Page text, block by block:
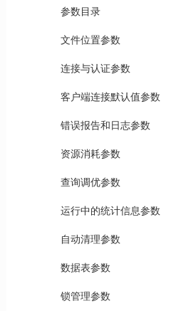
参数目录
文件位置参数
连接与认证参数
客户端连接默认值参数
错误报告和日志参数
资源消耗参数
查询调优参数
运行中的统计信息参数
自动清理参数
数据表参数
锁管理参数